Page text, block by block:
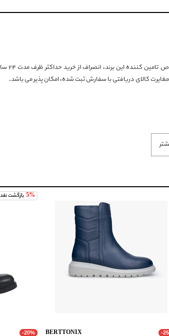
با
کالای دریافتی با سفارش ثبت شده، امکان پذیر می باشد.
5% بازگشت
-20% BERTTONIX -